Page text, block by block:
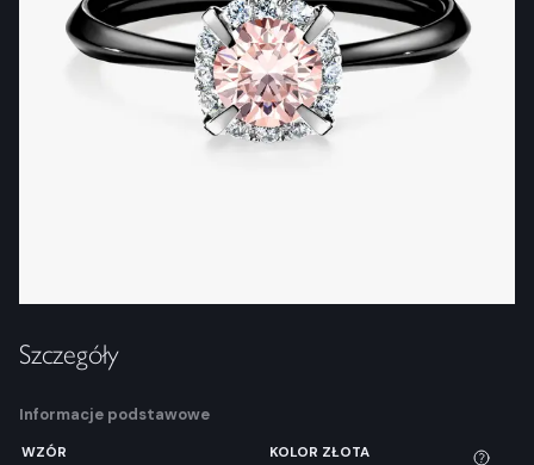
Szczegóły
Informacje podstawowe
WZÓR KOLOR ZŁOTA